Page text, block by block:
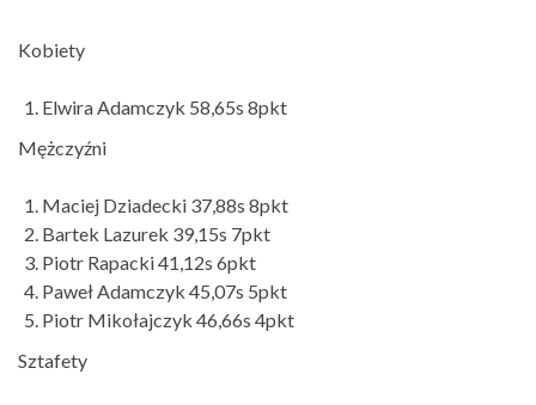
Kobiety
Elwira Adamczyk 58,65s 8pkt
Mężczyźni
Maciej Dziadecki 37,88s 8pkt
Bartek Lazurek 39,15s 7pkt
Piotr Rapacki 41,12s 6pkt
Paweł Adamczyk 45,07s 5pkt
Piotr Mikołajczyk 46,66s 4pkt
Sztafety